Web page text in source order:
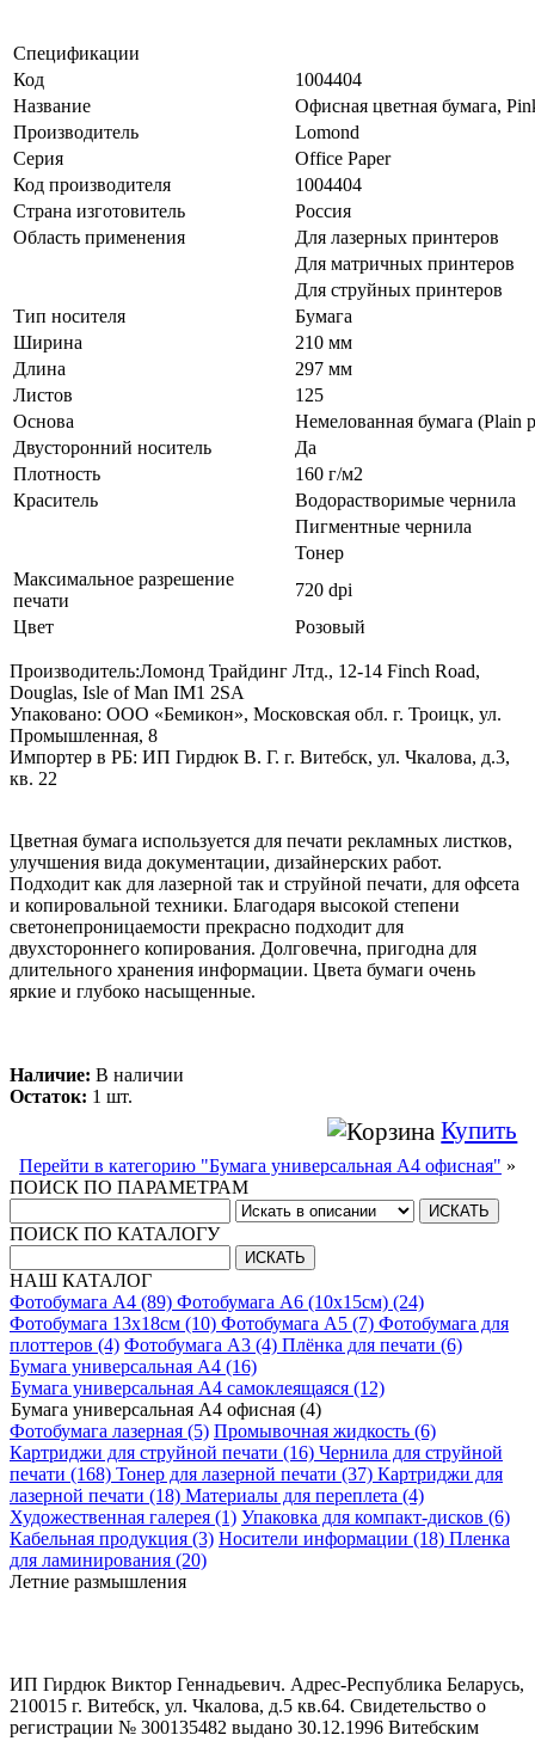
Спецификации
Код
1004404
Название
Офисная цветная бумага,
Производитель
Lomond
Серия
Office Paper
Код производителя
1004404
Страна изготовитель
Россия
Область применения
Для лазерных принтеров
Для матричных принтеров
Для струйных принтеров
Тип носителя
Бумага
Ширина
210 мм
Длина
297 мм
Листов
125
Основа
Немелованная бумага (Plain
Двусторонний носитель
Да
Плотность
160 г/м2
Краситель
Водорастворимые чернила
Пигментные чернила
Тонер
Максимальное разрешение
печати
720 dpi
Цвет
Розовый
Производитель:Ломонд Трайдинг Лтд., 12-14 Finch Road,
Douglas, Isle of Man IM1 2SA
Упаковано: ООО «Бемикон», Московская обл. г. Троицк, ул.
Промышленная, 8
Импортер в РБ: ИП Гирдюк В. Г. г. Витебск, ул. Чкалова, д.3,
кв. 22
Цветная бумага используется для печати рекламных листков,
улучшения вида документации, дизайнерских работ.
Подходит как для лазерной так и струйной печати, для офсета
и копировальной техники. Благодаря высокой степени
светонепроницаемости прекрасно подходит для
двухстороннего копирования. Долговечна, пригодна для
длительного хранения информации. Цвета бумаги очень
яркие и глубоко насыщенные.
Наличие: В наличии
Остаток: 1 шт.
Купить
Перейти в категорию "Бумага универсальная A4 офисная" »
ПОИСК ПО ПАРАМЕТРАМ
ПОИСК ПО КАТАЛОГУ
НАШ КАТАЛОГ
Фотобумага A4 (89) Фотобумага A6 (10х15см) (24)
Фотобумага 13х18см (10) Фотобумага A5 (7) Фотобумага для
плоттеров (4) Фотобумага A3 (4) Плёнка для печати (6)
Бумага универсальная A4 (16)
Бумага универсальная A4 самоклеящаяся (12)
Бумага универсальная A4 офисная (4)
Фотобумага лазерная (5) Промывочная жидкость (6)
Картриджи для струйной печати (16) Чернила для струйной
печати (168) Тонер для лазерной печати (37) Картриджи для
лазерной печати (18) Материалы для переплета (4)
Художественная галерея (1) Упаковка для компакт-дисков (6)
Кабельная продукция (3) Носители информации (18) Пленка
для ламинирования (20)
Летние размышления
ИП Гирдюк Виктор Геннадьевич. Адрес-Республика Беларусь,
210015 г. Витебск, ул. Чкалова, д.5 кв.64. Свидетельство о
регистрации № 300135482 выдано 30.12.1996 Витебским